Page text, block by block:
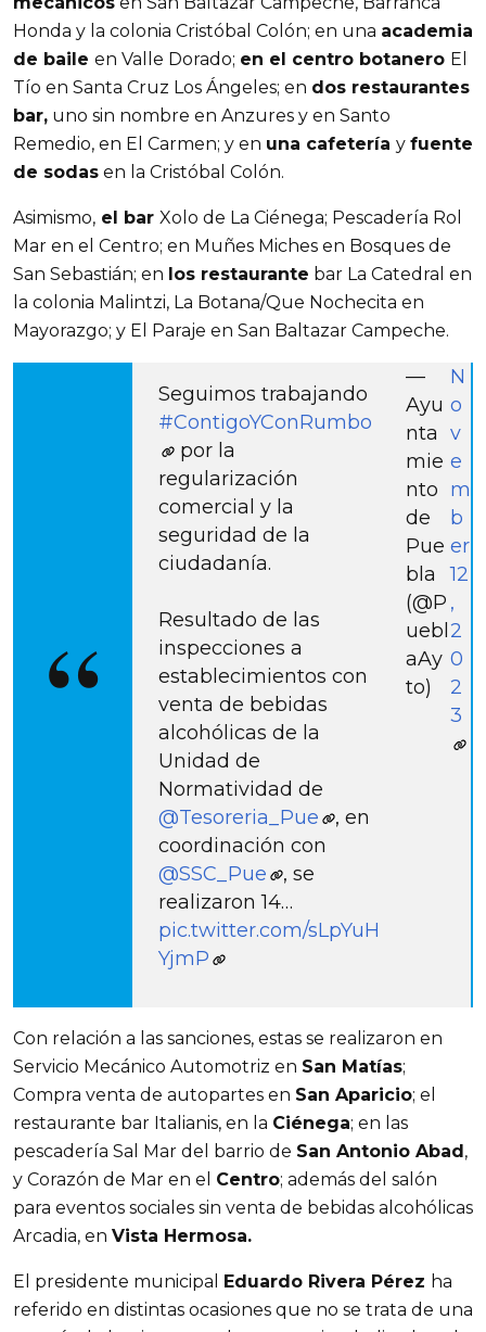
Honda y la colonia Cristóbal Colón; en una academia
de baile en Valle Dorado; en el centro botanero El
Tío en Santa Cruz Los Ángeles; en dos restaurantes
bar, uno sin nombre en Anzures y en Santo
Remedio, en El Carmen; y en una cafetería y fuente
de sodas en la Cristóbal Colón.
Asimismo, el bar Xolo de La Ciénega; Pescadería Rol
Mar en el Centro; en Muñes Miches en Bosques de
San Sebastián; en los restaurante bar La Catedral en
la colonia Malintzi, La Botana/Que Nochecita en
Mayorazgo; y El Paraje en San Baltazar Campeche.
Seguimos trabajando
#ContigoYConRumbo
por la
regularización
comercial y la
seguridad de la
ciudadanía.
Resultado de las
inspecciones a
establecimientos con
venta de bebidas
alcohólicas de la
Unidad de
Normatividad de
@Tesoreria_Pue
, en
coordinación con
@SSC_Pue
, se
realizaron 14…
pic.twitter.com/sLpYuH
YjmP
—
Ayu
nta
mie
nto
de
Pue
bla
(@P
uebl
aAy
to)
N
o
v
e
m
b
er
12
,
2
0
2
3
Con relación a las sanciones, estas se realizaron en
Servicio Mecánico Automotriz en San Matías;
Compra venta de autopartes en San Aparicio; el
restaurante bar Italianis, en la Ciénega; en las
pescadería Sal Mar del barrio de San Antonio Abad,
y Corazón de Mar en el Centro; además del salón
para eventos sociales sin venta de bebidas alcohólicas
Arcadia, en Vista Hermosa.
El presidente municipal Eduardo Rivera Pérez ha
referido en distintas ocasiones que no se trata de una